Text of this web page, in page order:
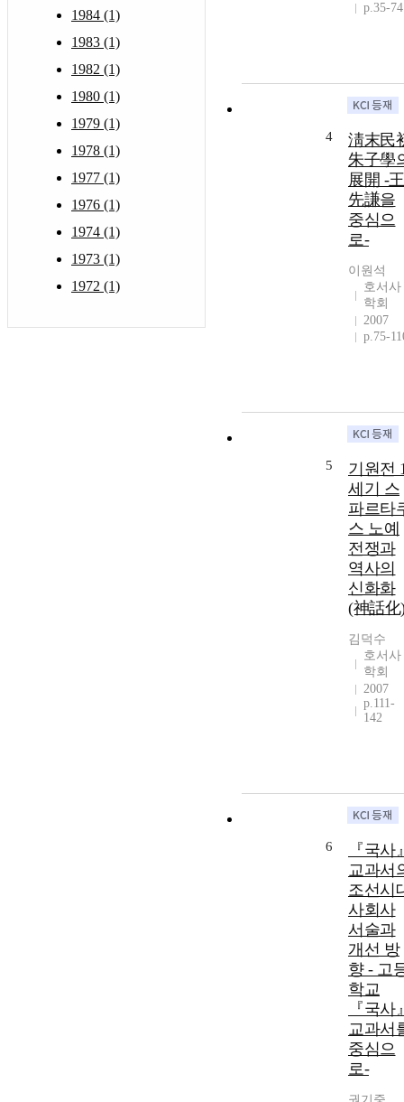
1984 (1)
1983 (1)
1982 (1)
1980 (1)
1979 (1)
1978 (1)
1977 (1)
1976 (1)
1974 (1)
1973 (1)
1972 (1)
p.35-74
4
淸末民
朱子學
展開 -王
先謙을
중심으
로-
이원석
호서사
학회
2007
p.75-
5
기원전
세기 스
파르타
스 노예
전쟁과
역사의
신화화
(神話化
김덕수
호서사
학회
2007
p.111-
142
6
『국사
교과서
조선시
사회사
서술과
개선 방
향 - 고
학교
『국사
교과서
중심으
로-